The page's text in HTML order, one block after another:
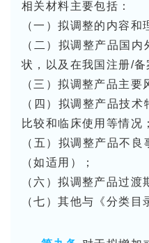
相关材料主要包括：
（一）拟调整的内容和
（二）拟调整产品国
状，以及在我国注册/备
（三）拟调整产品主要
（四）拟调整产品技
比较和临床使用等情况；
（五）拟调整产品不
（如适用）；
（六）拟调整产品过渡
（七）其他与《分类目